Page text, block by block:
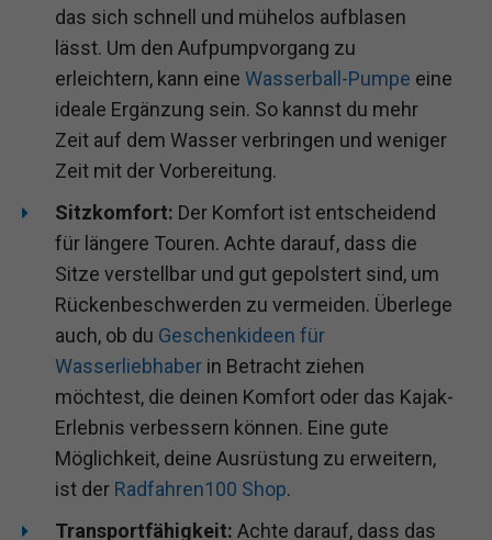
das sich schnell und mühelos aufblasen
lässt. Um den Aufpumpvorgang zu
erleichtern, kann eine Wasserball-Pumpe eine
ideale Ergänzung sein. So kannst du mehr
Zeit auf dem Wasser verbringen und weniger
Zeit mit der Vorbereitung.
Sitzkomfort: Der Komfort ist entscheidend
für längere Touren. Achte darauf, dass die
Sitze verstellbar und gut gepolstert sind, um
Rückenbeschwerden zu vermeiden. Überlege
auch, ob du Geschenkideen für
Wasserliebhaber in Betracht ziehen
möchtest, die deinen Komfort oder das Kajak-
Erlebnis verbessern können. Eine gute
Möglichkeit, deine Ausrüstung zu erweitern,
ist der Radfahren100 Shop.
Transportfähigkeit: Achte darauf, dass das